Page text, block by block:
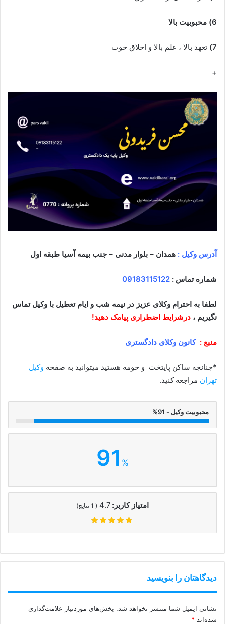
6) محبوبیت بالا
7) تعهد بالا ، علم بالا و اخلاق خوب
+
آدرس وکیل : همدان – بلوار مدنی – جنب بیمه آسیا طبقه اول
شماره تماس : 09183115122
لطفا به احترام وکلای عزیز در نیمه شب و ایام تعطیل با وکیل تماس
نگیریم ، درشرایط اضطراری پیامک دهید!
منبع : کانون وکلای دادگستری
*چنانچه ساکن پایتخت و حومه هستید میتوانید به صفحه وکیل
تهران مراجعه کنید.
محبوبیت وکیل - 91%
91 %
امتیاز کاربر:4.7
(
1 نتایج)
دیدگاهتان را بنویسید
نشانی ایمیل شما منتشر نخواهد شد. بخش‌های موردنیاز علامت‌گذاری
شده‌اند *